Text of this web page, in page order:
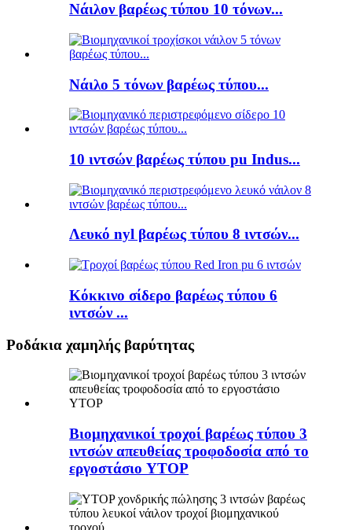
Νάιλον βαρέως τύπου 10 τόνων...
Νάιλο 5 τόνων βαρέως τύπου...
10 ιντσών βαρέως τύπου pu Indus...
Λευκό nyl βαρέως τύπου 8 ιντσών...
Κόκκινο σίδερο βαρέως τύπου 6
ιντσών ...
Ροδάκια χαμηλής βαρύτητας
Βιομηχανικοί τροχοί βαρέως τύπου 3
ιντσών απευθείας τροφοδοσία από το
εργοστάσιο YTOP